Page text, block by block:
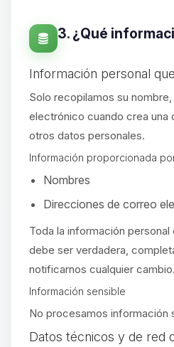
3. ¿Qué
Información personal
Solo recopilamos su
electrónico cuando crea una
otros datos personales.
Información proporcionada
Nombres
Direcciones de correo
Toda la información
debe ser verdadera,
notificarnos cualquier cambio.
Información sensible
No procesamos información
Datos técnicos y de red
Yupi, por fin